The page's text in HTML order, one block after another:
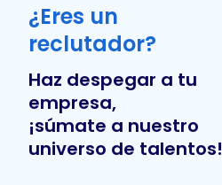
¿Eres un
reclutador?
Haz despegar a tu
empresa,
¡súmate a nuestro
universo de talentos!